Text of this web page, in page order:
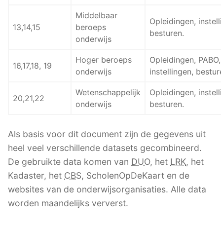
13,14,15
Middelbaar
beroeps
onderwijs
Opleidingen,
besturen.
16,17,18, 19
Hoger beroeps
onderwijs
Opleidingen, PABO,
instellingen,
20,21,22
Wetenschappelijk
onderwijs
Opleidingen,
besturen.
Als basis voor dit document zijn de gegevens uit
heel veel verschillende datasets gecombineerd.
De gebruikte data komen van DUO, het LRK, het
Kadaster, het CBS, ScholenOpDeKaart en de
websites van de onderwijsorganisaties. Alle data
worden maandelijks ververst.